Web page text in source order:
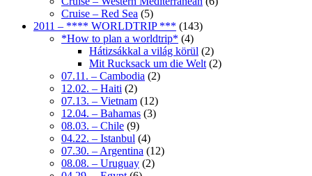
Cruise – Red Sea (5)
2011 – **** WORLDTRIP *** (143)
*How to plan a worldtrip* (4)
Hátizsákkal a világ körül (2)
Mit Rucksack um die Welt (2)
07.11. – Cambodia (2)
12.02. – Haiti (2)
07.13. – Vietnam (12)
12.04. – Bahamas (3)
08.03. – Chile (9)
04.22. – Istanbul (4)
07.30. – Argentina (12)
08.08. – Uruguay (2)